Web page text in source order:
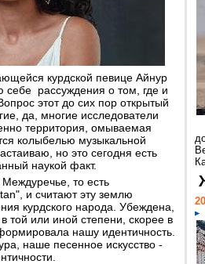
курдской певице Айнур
себе рассуждения о том, где и
этот до сих пор открытый
да, многие исследователи
территория, омываемая
колыбелью музыкальной
но это сегодня есть
наукой факт.
то есть
и считают эту землю
курдского народа. Убеждена,
той или иной степени, скорее в
нашу идентичность.
наше песенное искусство -